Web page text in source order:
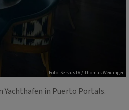
Foto: ServusTV / Thomas Weidinger
Yachthafen in Puerto Portals.